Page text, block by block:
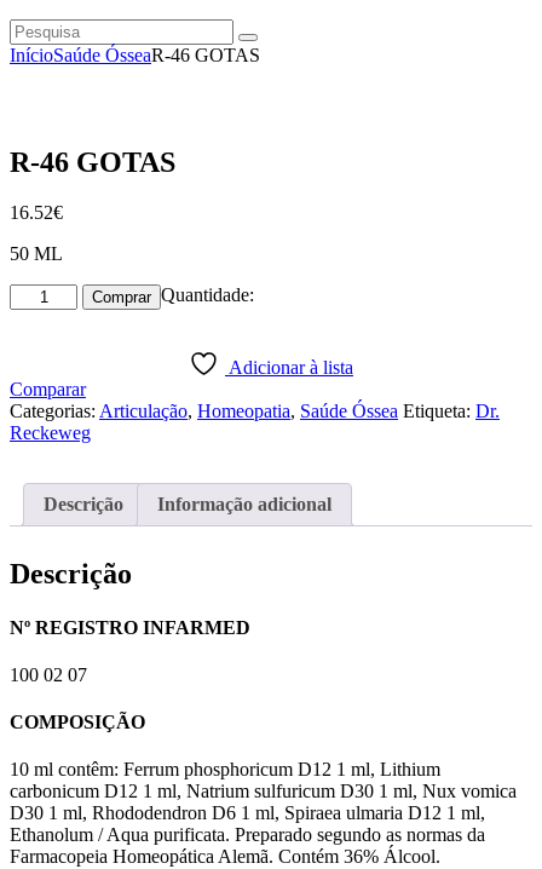
Pesquisa
instagramm
facebook
InícioSaúde ÓsseaR-46 GOTAS
R-46 GOTAS
16.52€
50 ML
Quantidade:
Quantidade
de
GOTAS
Comprar
Adicionar à lista
Comparar
Categorias: Articulação, Homeopatia, Saúde Óssea Etiqueta: Dr.
Reckeweg
Descrição Informação adicional
Descrição
Nº REGISTRO INFARMED
100 02 07
COMPOSIÇÃO
10 ml contêm: Ferrum phosphoricum D12 1 ml, Lithium
carbonicum D12 1 ml, Natrium sulfuricum D30 1 ml, Nux vomica
D30 1 ml, Rhododendron D6 1 ml, Spiraea ulmaria D12 1 ml,
Ethanolum / Aqua purificata. Preparado segundo as normas da
Farmacopeia Homeopática Alemã. Contém 36% Álcool.